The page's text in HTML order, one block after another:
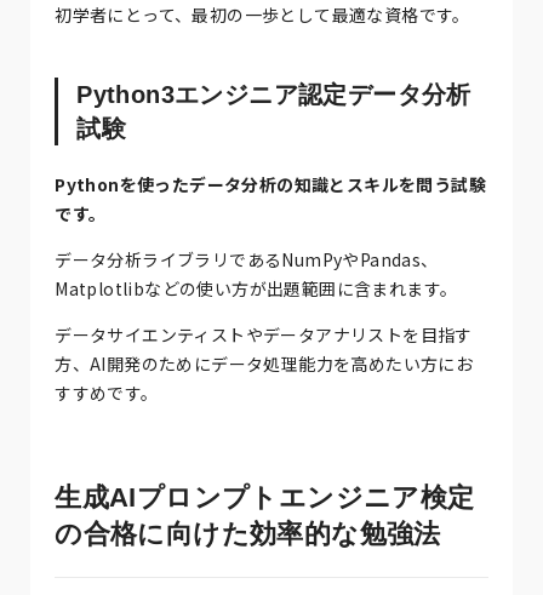
初学者にとって、最初の一歩として最適な資格です。
Python3エンジニア認定データ分析
試験
Pythonを使ったデータ分析の知識とスキルを問う試験
です。
データ分析ライブラリであるNumPyやPandas、
Matplotlibなどの使い方が出題範囲に含まれます。
データサイエンティストやデータアナリストを目指す
方、AI開発のためにデータ処理能力を高めたい方にお
すすめです。
生成AIプロンプトエンジニア検定
の合格に向けた効率的な勉強法